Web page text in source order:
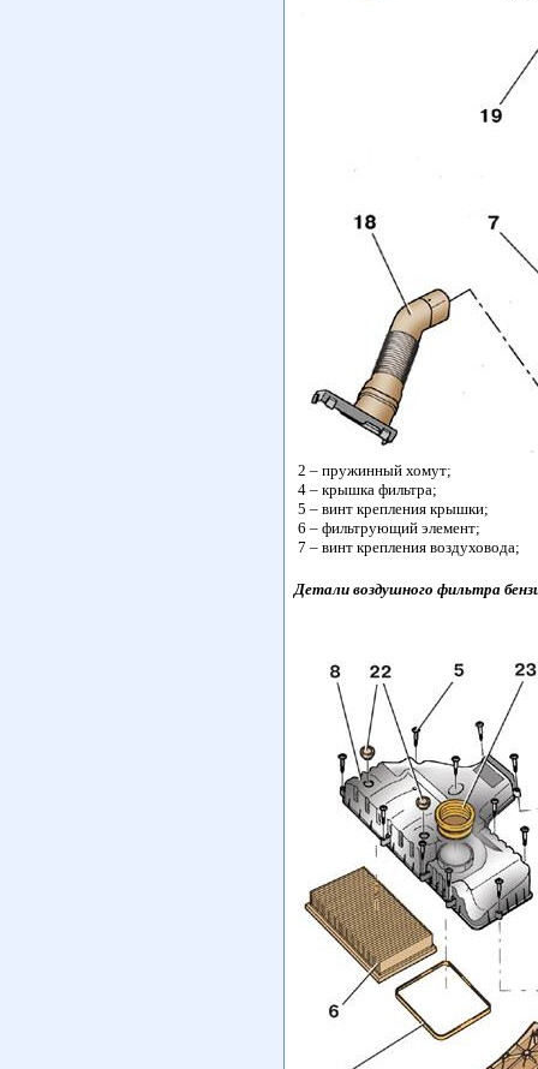
2 – пружинный хомут;
4 – крышка фильтра;
5 – винт крепления крышки;
6 – фильтрующий элемент;
7 – винт крепления воздуховода;
Детали воздушного фильтра